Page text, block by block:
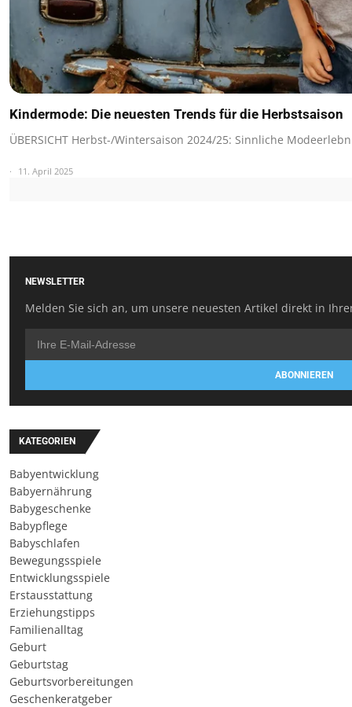
Kindermode: Die neuesten Trends für die Herbstsaison
ÜBERSICHT Herbst-/Wintersaison 2024/25: Sinnliche
11. April 2025
NEWSLETTER
Melden Sie sich an, um unsere neuesten Artikel direkt in
ABONNIEREN
KATEGORIEN
Babyentwicklung
Babyernährung
Babygeschenke
Babypflege
Babyschlafen
Bewegungsspiele
Entwicklungsspiele
Erstausstattung
Erziehungstipps
Familienalltag
Geburt
Geburtstag
Geburtsvorbereitungen
Geschenkeratgeber